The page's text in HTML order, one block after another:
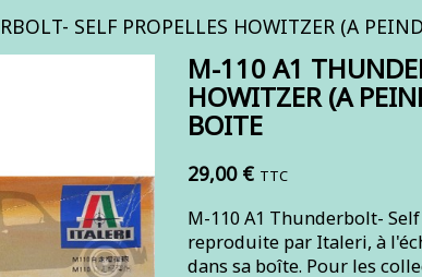
SELF PROPELLES HOWITZER (A
M-110 A1
HOWITZER (A
BOITE
29,00 € TTC
M-110 A1 Thunderbolt-
reproduite par Italeri, à
dans sa boîte. Pour les